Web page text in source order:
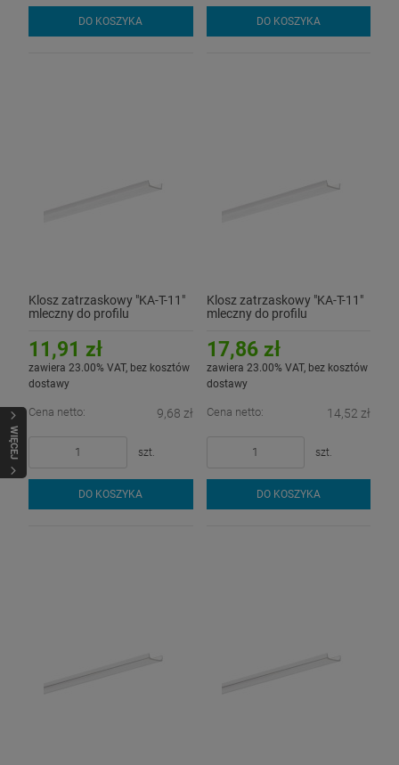
WIĘCEJ
DO KOSZYKA DO KOSZYKA
Klosz zatrzaskowy "KA-T-11"
mleczny do profilu
11,91 zł
zawiera 23.00% VAT, bez kosztów
dostawy
Cena netto: 9,68 zł
szt.
DO KOSZYKA
Klosz zatrzaskowy "KA-T-11"
mleczny do profilu
17,86 zł
zawiera 23.00% VAT, bez kosztów
dostawy
Cena netto: 14,52 zł
szt.
DO KOSZYKA